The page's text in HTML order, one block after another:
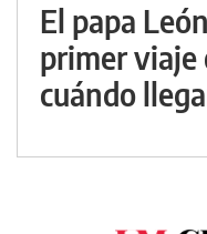
El papa
primer
cuándo